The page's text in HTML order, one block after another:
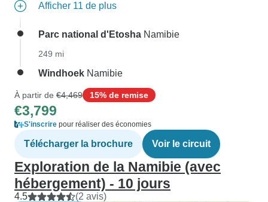
Afficher 11 de plus
Parc national d'Etosha Namibie
249 mi
Windhoek Namibie
À partir de €4,469 15% de remise
€3,799
S'inscrire pour réaliser des économies
Télécharger la brochure Voir le circuit
Exploration de la Namibie (avec
hébergement) - 10 jours
4.5 (2 avis)